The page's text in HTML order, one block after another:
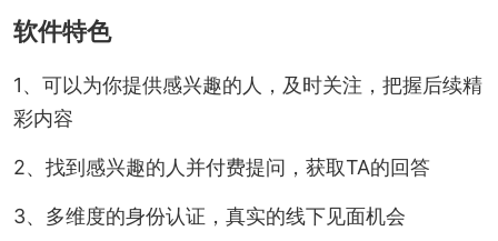
软件特色
1、可以为你提供感兴趣的人，及时关注，把握后续精
彩内容
2、找到感兴趣的人并付费提问，获取TA的回答
3、多维度的身份认证，真实的线下见面机会